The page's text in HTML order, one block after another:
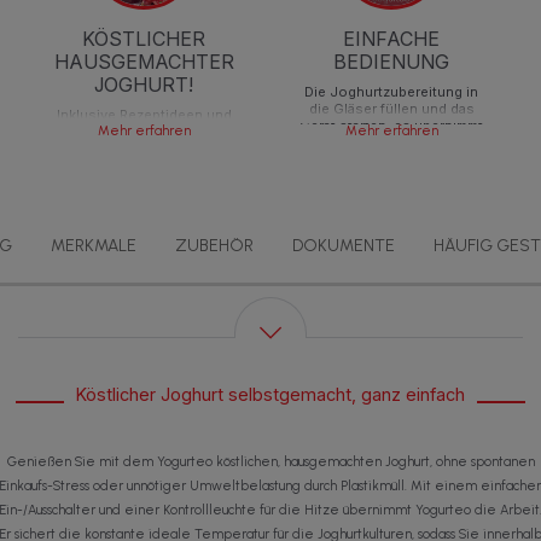
KÖSTLICHER
HAUSGEMACHTER
JOGHURT!
Inklusive Rezeptideen und
cleverer Tipps in der
Mehr erfahren
EINFACHE
BEDIENUNG
Die Joghurtzubereitung in
die Gläser füllen und das
Gerät starten; es übernimmt
Mehr erfahren
MERKMALE ZUBEHÖR DOKUMENTE HÄUFIG
Köstlicher Joghurt selbstgemacht, ganz einfach
Genießen Sie mit dem Yogurteo köstlichen, hausgemachten Joghurt, ohne spontanen
Einkaufs-Stress oder unnötiger Umweltbelastung durch Plastikmüll. Mit einem
Ein-/Ausschalter und einer Kontrollleuchte für die Hitze übernimmt Yogurteo die Arbeit.
Er sichert die konstante ideale Temperatur für die Joghurtkulturen, sodass Sie innerhalb